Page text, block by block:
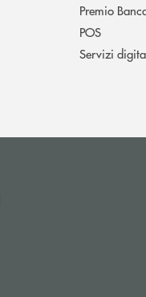
Premio
POS
Servizi